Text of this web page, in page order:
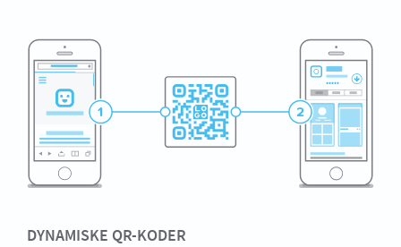
DYNAMISKE QR-KODER